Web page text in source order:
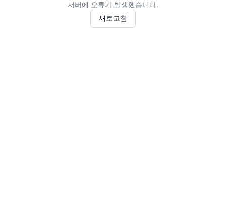
서버에 오류가 발생했습니다.
새로고침